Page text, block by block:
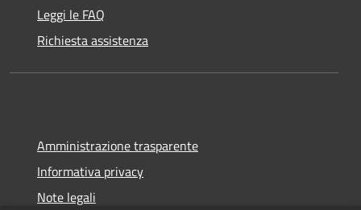
Leggi le FAQ
Richiesta assistenza
Amministrazione trasparente
Informativa privacy
Note legali